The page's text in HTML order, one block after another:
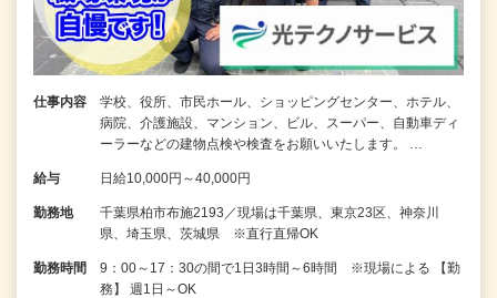
仕事内容
学校、役所、市民ホール、ショッピングセンター、ホテル、
病院、介護施設、マンション、ビル、スーパー、自動車ディ
ーラーなどの建物点検や検査をお願いいたします。 …
給与 日給10,000円～40,000円
勤務地
千葉県柏市布施2193／現場は千葉県、東京23区、神奈川
県、埼玉県、茨城県 ※直行直帰OK
勤務時間
9：00～17：30の間で1日3時間～6時間 ※現場による 【勤
務】 週1日～OK